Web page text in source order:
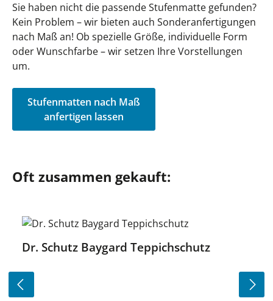
Sie haben nicht die passende Stufenmatte gefunden?
Kein Problem – wir bieten auch Sonderanfertigungen
nach Maß an! Ob spezielle Größe, individuelle Form
oder Wunschfarbe – wir setzen Ihre Vorstellungen
um.
Stufenmatten nach Maß
anfertigen lassen
Produktgalerie überspringen
Oft zusammen gekauft:
Dr. Schutz Baygard Teppichschutz